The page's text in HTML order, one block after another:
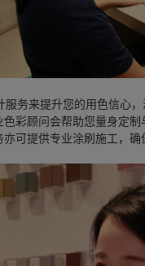
务来提升您的用色信心
彩顾问会帮助您量身定
可提供专业涂刷施工，确